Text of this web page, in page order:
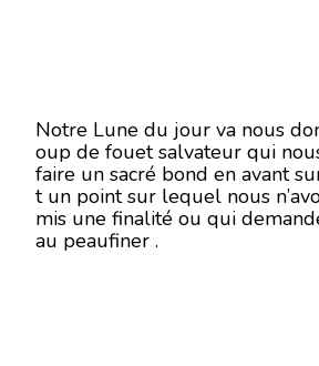
Notre Lune du jour va nous
oup de fouet salvateur qui
faire un sacré bond en avant
t un point sur lequel nous
mis une finalité ou qui
au peaufiner .